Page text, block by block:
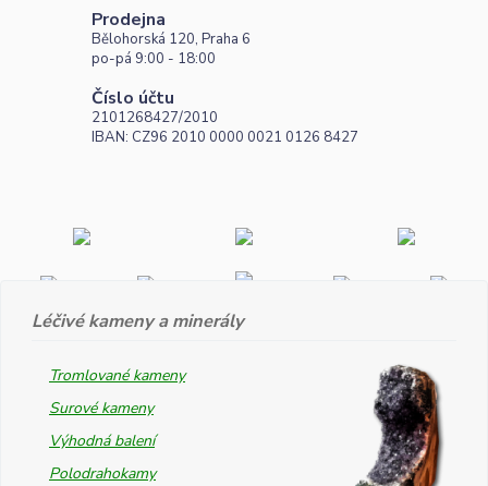
Prodejna
Bělohorská 120, Praha 6
po-pá 9:00 - 18:00
Číslo účtu
2101268427/2010
IBAN: CZ96 2010 0000 0021 0126 8427
Léčivé kameny a minerály
Tromlované kameny
Surové kameny
Výhodná balení
Polodrahokamy